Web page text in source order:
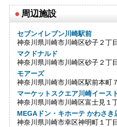
● 周辺施設
セブンイレブン川崎駅前
神奈川県川崎市川崎区砂子２丁
マクドナルド
神奈川県川崎市川崎区砂子２丁
モアーズ
神奈川県川崎市川崎区駅前本町
マーケットスクエア川崎イース
神奈川県川崎市川崎区富士見１
MEGAドン・キホーテ かわさき
神奈川県川崎市幸区神明町１丁